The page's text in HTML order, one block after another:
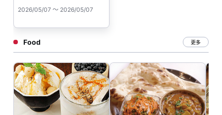
2026/05/07 ～ 2026/05/07
Food 更多